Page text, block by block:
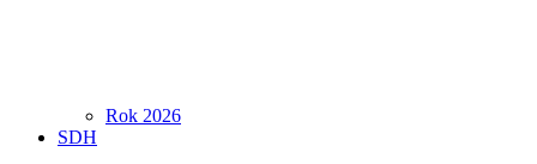
Rok 2026
SDH